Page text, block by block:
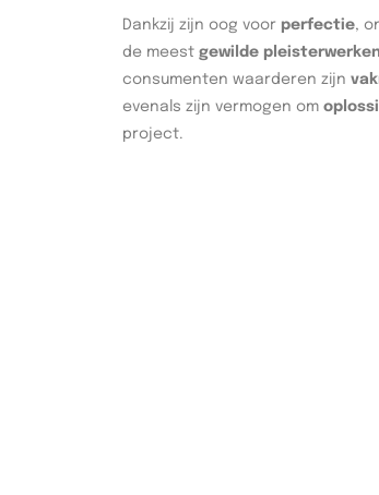
Dankzij zijn oog voor perfectie,
de meest gewilde
consumenten waarderen zijn
evenals zijn vermogen om
project.